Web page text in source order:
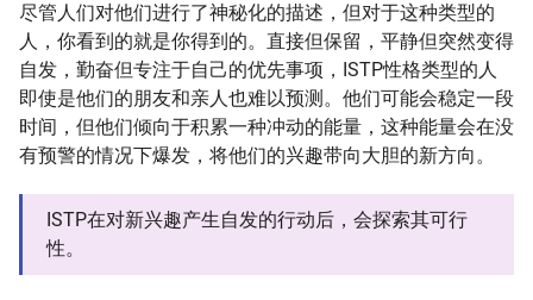
尽管人们对他们进行了神秘化的描述，但对于这种类型的
人，你看到的就是你得到的。直接但保留，平静但突然变得
自发，勤奋但专注于自己的优先事项，ISTP性格类型的人
即使是他们的朋友和亲人也难以预测。他们可能会稳定一段
时间，但他们倾向于积累一种冲动的能量，这种能量会在没
有预警的情况下爆发，将他们的兴趣带向大胆的新方向。
ISTP在对新兴趣产生自发的行动后，会探索其可行
性。